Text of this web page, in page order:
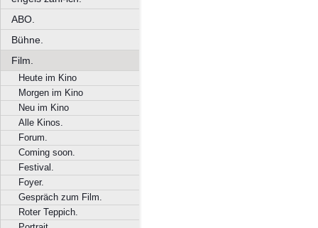
ABO.
Bühne.
Film.
Heute im Kino
Morgen im Kino
Neu im Kino
Alle Kinos.
Forum.
Coming soon.
Festival.
Foyer.
Gespräch zum Film.
Roter Teppich.